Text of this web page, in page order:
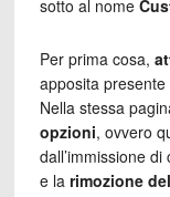
sotto al nome
Per prima cosa,
apposita presente
Nella stessa
opzioni, ovvero
dall’immissione
e la rimozione